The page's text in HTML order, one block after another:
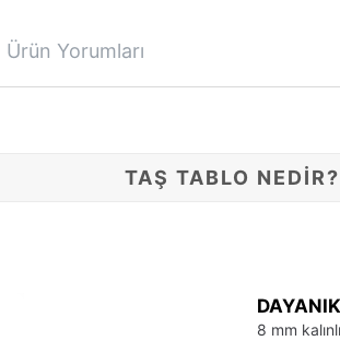
Ürün Yorumları
TAŞ TABLO NEDİR?
8 mm